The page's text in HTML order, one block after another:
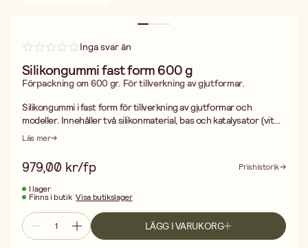
Hitta inspiration
Inga svar än
Silikongummi fast form 600 g
Förpackning om 600 gr. För tillverkning av gjutformar.
Silikongummi i fast form för tillverkning av gjutformar och
modeller. Innehåller två silikonmaterial, bas och katalysator (vit
och brun), som blandas lika delar och knådas samman. Bas och
reproduktionsnoggrannhet och dimensionsstabilitet.
Härdningstid i rumstemperatur (20°C) ca 4 - 5 min. Lämplig för
gjutning av gips, keramik, polyester, polyuretan, olika vaxer,
tvålmassa m.m. Silikongummi i fast form klarar maxtemperatur
125°C. Fördela silikonmassan i lager om 3 - 4 mm på modellen som
skall avgjutas. Mer silikonmassa kan adderas vid behov även på
tidigare lager som redan härdat. Levereras med bruksanvisning
Läs mer
979,00 kr/fp
Prishistorik
I lager
Finns i butik Visa butikslager
LÄGG I VARUKORG
Fri frakt vid köp över 499:-